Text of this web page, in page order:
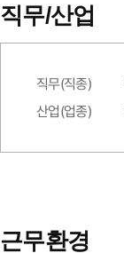
직무/산업
직무(직종)
산업(업종)
근무환경